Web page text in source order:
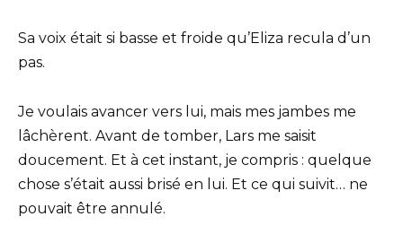
Sa voix était si basse et froide qu’Eliza recula d’un
pas.
Je voulais avancer vers lui, mais mes jambes me
lâchèrent. Avant de tomber, Lars me saisit
doucement. Et à cet instant, je compris : quelque
chose s’était aussi brisé en lui. Et ce qui suivit… ne
pouvait être annulé.